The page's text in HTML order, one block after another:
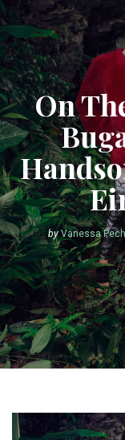
On
byVanessa